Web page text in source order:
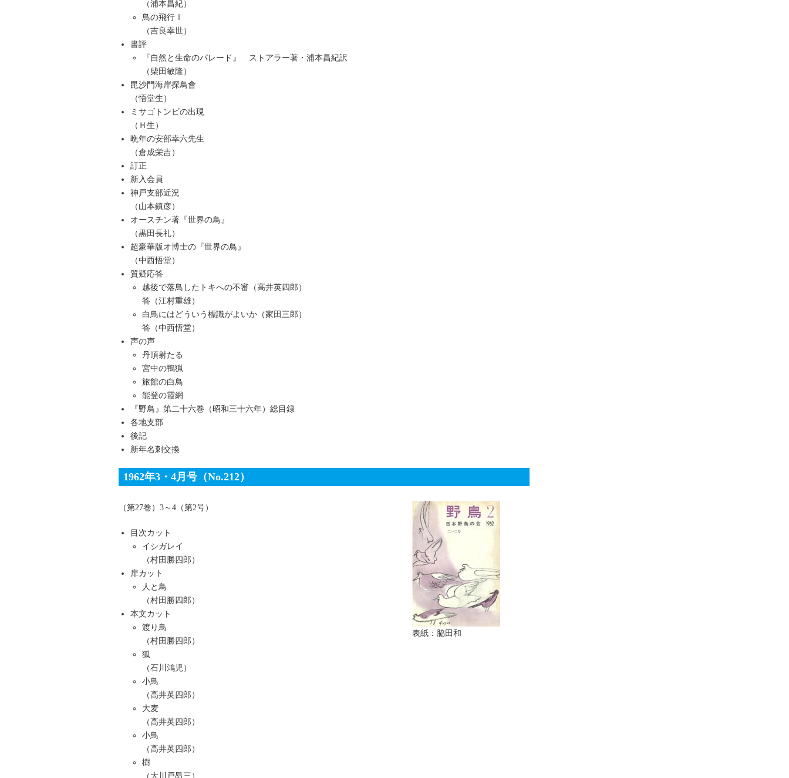
（浦本昌紀）
鳥の飛行Ⅰ
（吉良幸世）
書評
『自然と生命のパレード』 ストアラー著・浦本昌紀訳
（柴田敏隆）
毘沙門海岸探鳥會
（悟堂生）
ミサゴトンビの出現
（Ｈ生）
晩年の安部幸六先生
（倉成栄吉）
訂正
新入会員
神戸支部近況
（山本鎮彦）
オースチン著『世界の鳥』
（黒田長礼）
超豪華版オ博士の『世界の鳥』
（中西悟堂）
質疑応答
越後で落鳥したトキへの不審（高井英四郎）
答（江村重雄）
白鳥にはどういう標識がよいか（家田三郎）
答（中西悟堂）
声の声
丹頂射たる
宮中の鴨猟
旅館の白鳥
能登の霞網
『野鳥』第二十六巻（昭和三十六年）総目録
各地支部
後記
新年名刺交換
1962年3・4月号（No.212）
表紙：脇田和
（第27巻）3～4（第2号）
目次カット
イシガレイ
（村田勝四郎）
扉カット
人と鳥
（村田勝四郎）
本文カット
渡り鳥
（村田勝四郎）
狐
（石川鴻児）
小鳥
（高井英四郎）
大麦
（高井英四郎）
小鳥
（高井英四郎）
樹
（大川戸昂三）